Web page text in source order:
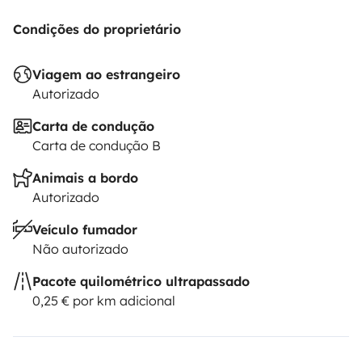
Condições do proprietário
Viagem ao estrangeiro
Autorizado
Carta de condução
Carta de condução B
Animais a bordo
Autorizado
Veículo fumador
Não autorizado
Pacote quilométrico ultrapassado
0,25 € por km adicional